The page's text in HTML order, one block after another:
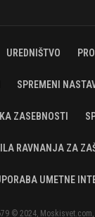
UREDNIŠTVO
SPREMENI
ZASEBNOSTI
RAVNANJA ZA
UMETNE
© 2024,